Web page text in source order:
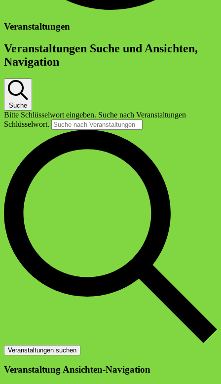
Veranstaltungen
Veranstaltungen Suche und Ansichten,
Navigation
Suche
Bitte Schlüsselwort eingeben. Suche nach Veranstaltungen
Schlüsselwort.
Veranstaltungen suchen
Veranstaltung Ansichten-Navigation